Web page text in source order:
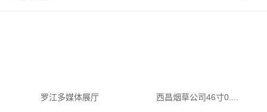
罗江多媒体展厅 西昌烟草公司46寸0....